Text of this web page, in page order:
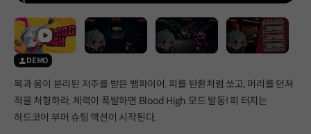
DEMO
목과 몸이 분리된 저주를 받은 뱀파이어. 피를 탄환처럼 쏘고, 머리를 던져
적을 처형하라. 체력이 폭발하면 Blood High 모드 발동! 피 터지는
하드코어 부머 슈팅 액션이 시작된다.